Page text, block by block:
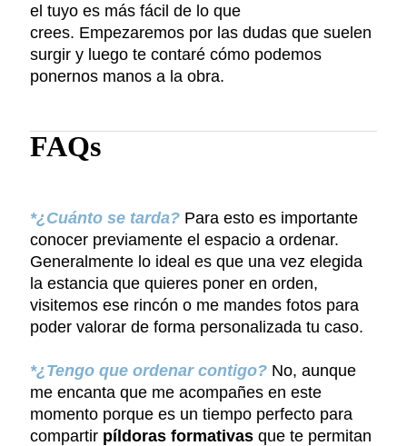
el tuyo es más fácil de lo que
crees. Empezaremos por las dudas que suelen
surgir y luego te contaré cómo podemos
ponernos manos a la obra.
FAQs
*¿Cuánto se tarda? Para esto es importante
conocer previamente el espacio a ordenar.
Generalmente lo ideal es que una vez elegida
la estancia que quieres poner en orden,
visitemos ese rincón o me mandes fotos para
poder valorar de forma personalizada tu caso.
*¿Tengo que ordenar contigo? No, aunque
me encanta que me acompañes en este
momento porque es un tiempo perfecto para
compartir píldoras formativas que te permitan